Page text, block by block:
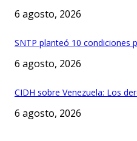
6 agosto, 2026
SNTP planteó 10 condiciones
6 agosto, 2026
CIDH sobre Venezuela: Los
6 agosto, 2026